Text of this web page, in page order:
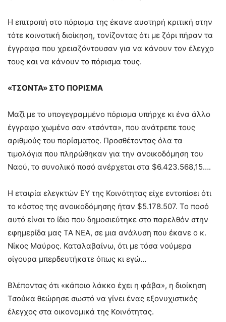
Η επιτροπή στο πόρισμα της έκανε αυστηρή κριτική στην
τότε κοινοτική διοίκηση, τονίζοντας ότι με ζόρι πήραν τα
έγγραφα που χρειαζόντουσαν για να κάνουν τον έλεγχο
τους και να κάνουν το πόρισμα τους.
«ΤΣΟΝΤΑ» ΣΤΟ ΠΟΡΙΣΜΑ
Μαζί με το υπογεγραμμένο πόρισμα υπήρχε κι ένα άλλο
έγγραφο χωμένο σαν «τσόντα», που ανάτρεπε τους
αριθμούς του πορίσματος. Προσθέτοντας όλα τα
τιμολόγια που πληρώθηκαν για την ανοικοδόμηση του
Ναού, το συνολικό ποσό ανέρχεται στα $6.423.568,15….
Η εταιρία ελεγκτών ΕΥ της Κοινότητας είχε εντοπίσει ότι
το κόστος της ανοικοδόμησης ήταν $5.178.507. Το ποσό
αυτό είναι το ίδιο που δημοσιεύτηκε στο παρελθόν στην
εφημερίδα μας ΤΑ ΝΕΑ, σε μια ανάλυση που έκανε ο κ.
Νίκος Μαύρος. Καταλαβαίνω, ότι με τόσα νούμερα
σίγουρα μπερδευτήκατε όπως κι εγώ…
Βλέποντας ότι «κάποιο λάκκο έχει η φάβα», η διοίκηση
Τσούκα θεώρησε σωστό να γίνει ένας εξονυχιστικός
έλεγχος στα οικονομικά της Κοινότητας.